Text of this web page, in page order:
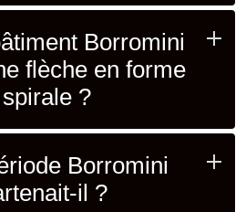
Borromini
flèche en forme
?
Borromini
il ?